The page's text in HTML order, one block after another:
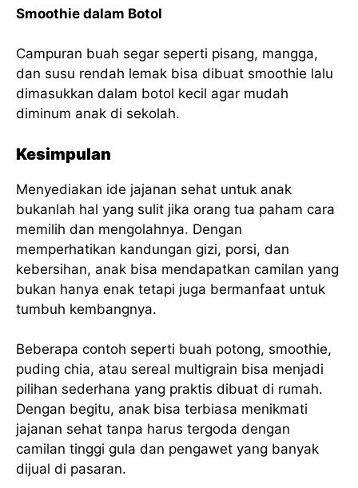
Smoothie dalam Botol
Campuran buah segar seperti pisang, mangga,
dan susu rendah lemak bisa dibuat smoothie lalu
dimasukkan dalam botol kecil agar mudah
diminum anak di sekolah.
Kesimpulan
Menyediakan ide jajanan sehat untuk anak
bukanlah hal yang sulit jika orang tua paham cara
memilih dan mengolahnya. Dengan
memperhatikan kandungan gizi, porsi, dan
kebersihan, anak bisa mendapatkan camilan yang
bukan hanya enak tetapi juga bermanfaat untuk
tumbuh kembangnya.
Beberapa contoh seperti buah potong, smoothie,
puding chia, atau sereal multigrain bisa menjadi
pilihan sederhana yang praktis dibuat di rumah.
Dengan begitu, anak bisa terbiasa menikmati
jajanan sehat tanpa harus tergoda dengan
camilan tinggi gula dan pengawet yang banyak
dijual di pasaran.